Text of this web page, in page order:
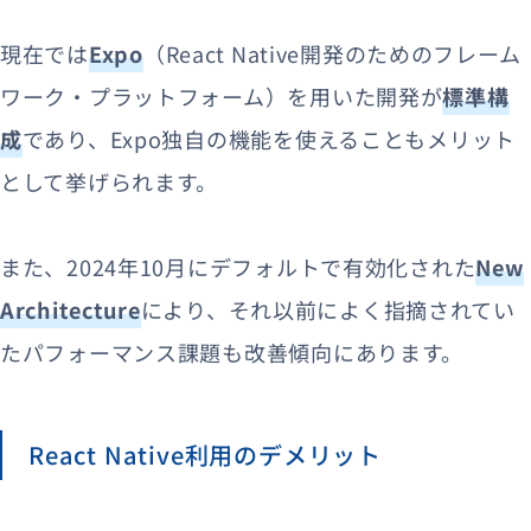
現在ではExpo（React Native開発のためのフレーム
ワーク・プラットフォーム）を用いた開発が標準構
成であり、Expo独自の機能を使えることもメリット
として挙げられます。
また、2024年10月にデフォルトで有効化されたNew
Architectureにより、それ以前によく指摘されてい
たパフォーマンス課題も改善傾向にあります。
React Native利用のデメリット